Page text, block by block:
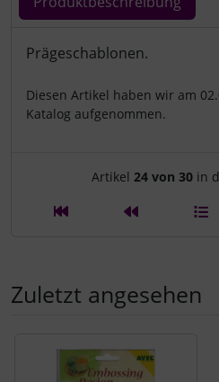
Produktbeschreibung
Prägeschablonen.
Diesen Artikel haben wir am
Katalog aufgenommen.
Artikel 24 von 30 in
Zuletzt angesehen